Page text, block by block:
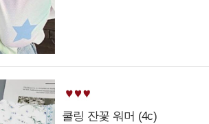
쿨링 잔꽃 워머 (4c)